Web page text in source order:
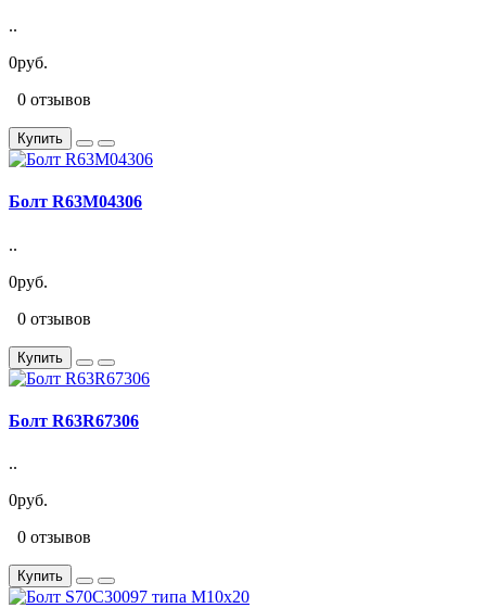
..
0руб.
0 отзывов
Купить
Болт R63M04306
..
0руб.
0 отзывов
Купить
Болт R63R67306
..
0руб.
0 отзывов
Купить